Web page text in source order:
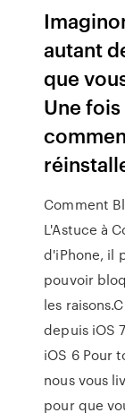
autant
que
Une
Comment
L'Astuce à
d'iPhone, il
pouvoir
les
depuis iOS
iOS 6 Pour
nous vous
pour que